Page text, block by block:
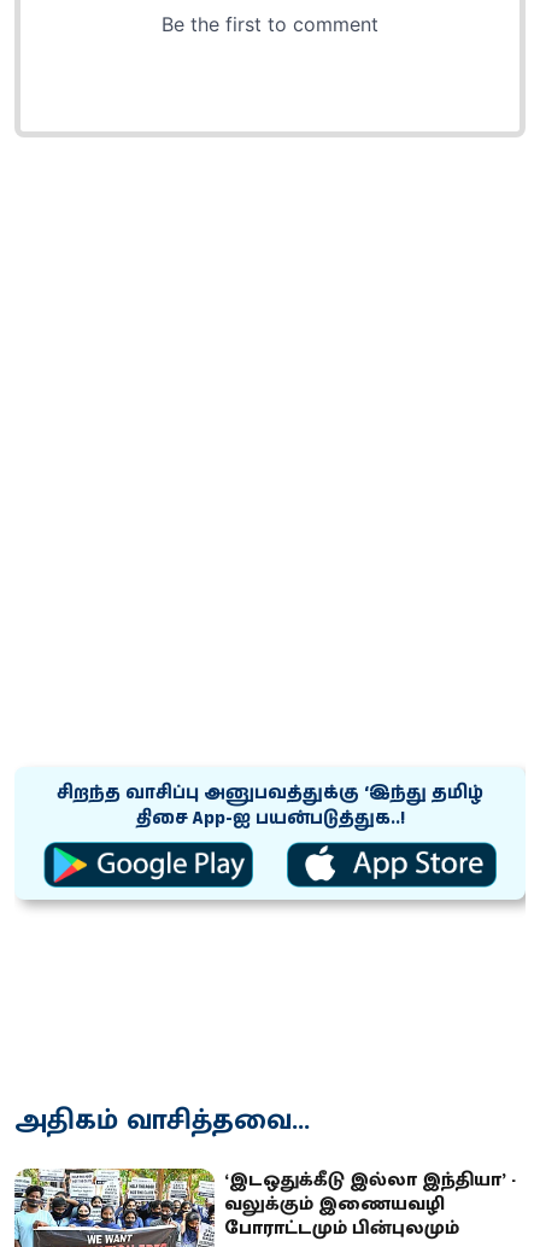
சிறந்த வாசிப்பு அனுபவத்துக்கு ‘இந்து தமிழ்
திசை App-ஐ பயன்படுத்துக..!
அதிகம் வாசித்தவை...
‘இடஒதுக்கீடு இல்லா இந்தியா’ -
வலுக்கும் இணையவழி
போராட்டமும் பின்புலமும்